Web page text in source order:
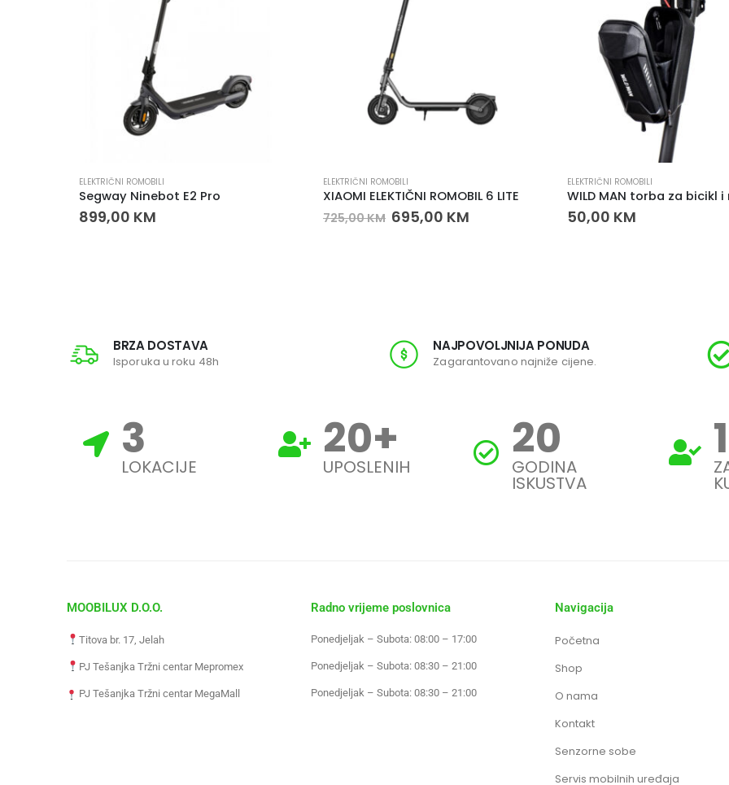
ELEKTRIČNI ROMOBILI
Segway Ninebot E2 Pro
899,00 KM
ELEKTRIČNI ROMOBILI
XIAOMI ELEKTIČNI ROMOBIL 6 LITE
725,00KM 695,00 KM
ELEKTRIČNI ROMOBILI
50,00 KM
BRZA DOSTAVA
Isporuka u roku 48h
NAJPOVOLJNIJA PONUDA
Zagarantovano najniže cijene.
3
LOKACIJE 20+
UPOSLENIH 20
GODINA
ISKUSTVA
MOOBILUX D.O.O.
Titova br. 17, Jelah
PJ Tešanjka Tržni centar Mepromex
PJ Tešanjka Tržni centar MegaMall
Radno vrijeme poslovnica
Ponedjeljak – Subota: 08:00 – 17:00
Ponedjeljak – Subota: 08:30 – 21:00
Ponedjeljak – Subota: 08:30 – 21:00
Navigacija
Početna
Shop
O nama
Kontakt
Senzorne sobe
Servis mobilnih uređaja